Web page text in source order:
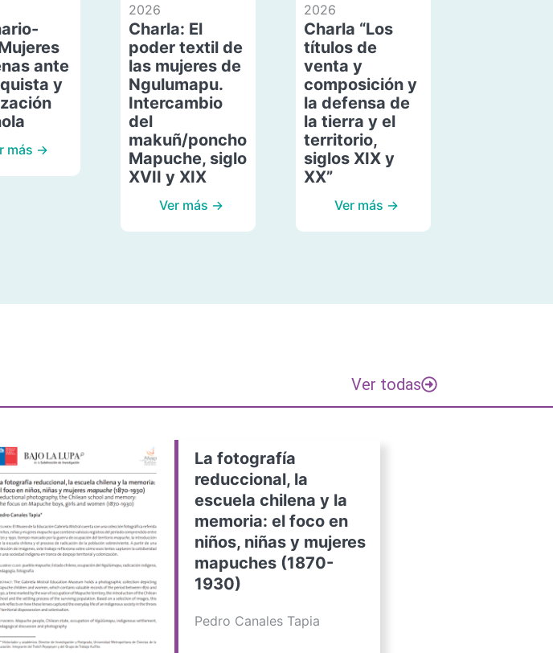
ante
y
más →
2026
Charla: El
poder textil de
las mujeres de
Ngulumapu.
Intercambio
del
makuñ/poncho
Mapuche, siglo
XVII y XIX
Ver más →
2026
Charla “Los
títulos de
venta y
composición y
la defensa de
la tierra y el
territorio,
siglos XIX y
XX”
Ver más →
Ver todas
La fotografía
reduccional, la
escuela chilena y la
memoria: el foco en
niños, niñas y mujeres
mapuches (1870-
1930)
Pedro Canales Tapia